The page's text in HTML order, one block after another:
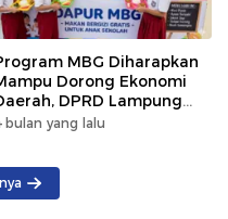
MBG Diharapkan
Dorong Ekonomi
DPRD Lampung
Pemanfaatan
bulan yang lalu